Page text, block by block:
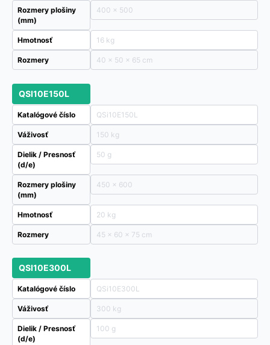
Rozmery plošiny
(mm)
400 x 500
Hmotnosť 16 kg
Rozmery 40 × 50 × 65 cm
QSI10E150L
Katalógové číslo QSi10E150L
Váživosť 150 kg
Dielik / Presnosť
(d/e)
50 g
Rozmery plošiny
(mm)
450 x 600
Hmotnosť 20 kg
Rozmery 45 × 60 × 75 cm
QSI10E300L
Katalógové číslo QSi10E300L
Váživosť 300 kg
Dielik / Presnosť
(d/e)
100 g